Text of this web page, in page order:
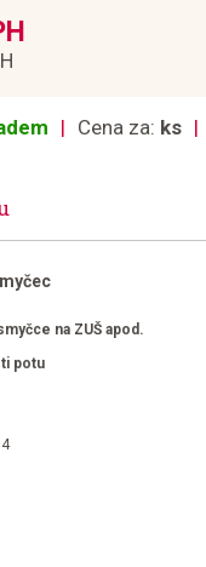
Cena za: ks
na ZUŠ apod.
potu